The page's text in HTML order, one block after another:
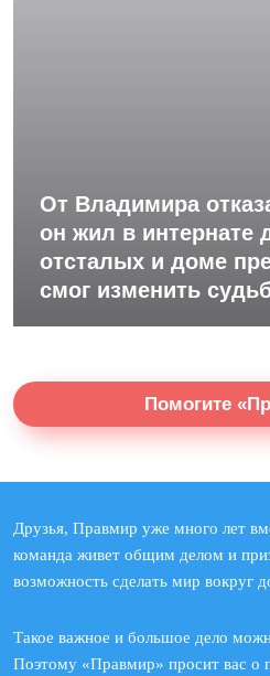
От Владимира
он жил в интернате
отсталых и доме
смог изменить
Помогите
Друзья, Правмир уже много лет
команда живет общим делом и
возможность сделать мир вокруг
Такое важное и большое дело
Поэтому «Правмир» просит вас о